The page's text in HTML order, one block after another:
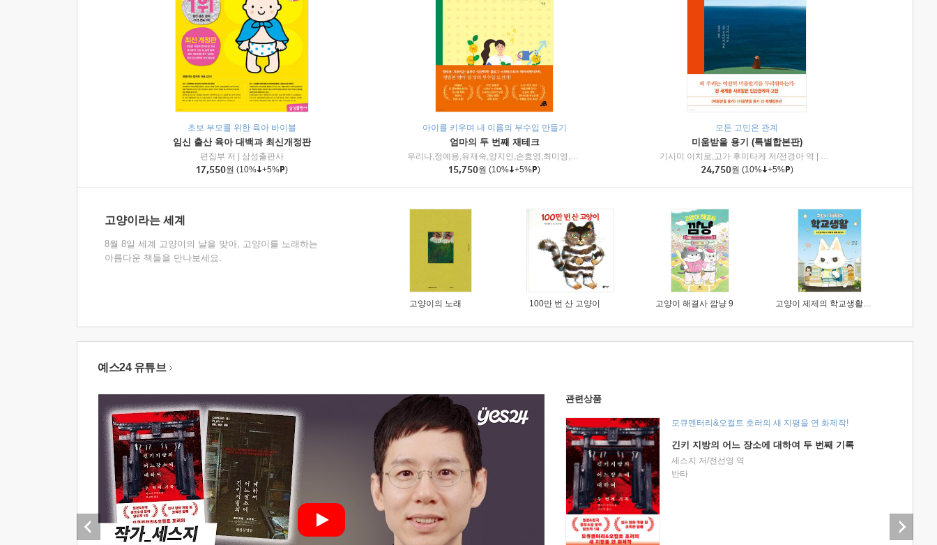
초보 부모를 위한 육아 바이블
임신 출산 육아 대백과 최신개정판
편집부 저
삼성출판사
17,550원 (10% +5% )
아이를 키우며 내 이름의 부수입 만들기
엄마의 두 번째 재테크
우리나,정예용,유재숙,양지인,손효영,최미영,조민주,이진현,차미숙,서미숙 저 | 제이브리즈북스
15,750원 (10% +5% )
모든 고민은 관계
미움받을 용기 (특별합본판)
기시미 이치로,고가 후미타케 저/전경아 역
인플루엔셜
24,750원 (10% +5% )
고양이라는 세계
8월 8일 세계 고양이의 날을 맞아, 고양이를 노래하는
아름다운 책들을 만나보세요.
고양이의 노래 100만 번 산 고양이 고양이 해결사 깜냥 9 고양이 제제의 학교생활 1 : 초등학생이 이렇게 힘들 줄이야
예스24 유튜브
관련상품
모큐멘터리&오컬트 호러의 새 지평을 연 화제작!
긴키 지방의 어느 장소에 대하여 두 번째 기록
세스지 저/전선영 역
반타